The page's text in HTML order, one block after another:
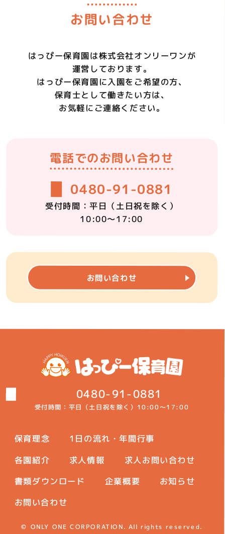
お問い合わせ
はっぴー保育園は株式会社オンリーワンが
運営しております。
はっぴー保育園に入園をご希望の方、
保育士として働きたい方は、
お気軽にご連絡ください。
電話でのお問い合わせ
0480-91-0881
受付時間：平日 （土日祝を除く）
10:00～17:00
メールでのお問い合わせ
お問い合わせ
0480-91-0881
受付時間：平日（土日祝を除く） 10:00～17:00
保育理念 1日の流れ・年間行事
各園紹介 求人情報 求人お問い合わせ
書類ダウンロード 企業概要 お知らせ
お問い合わせ
© ONLY ONE CORPORATION. All rights reserved.